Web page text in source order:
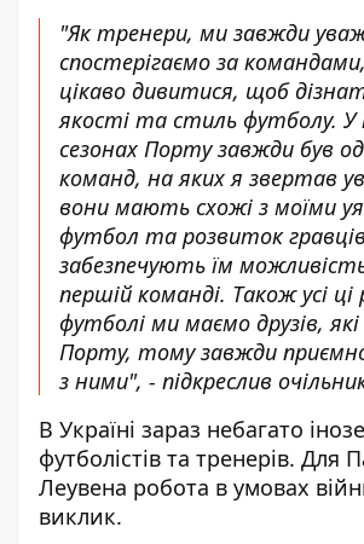
"Як тренери, ми завжди
спостерігаємо за
цікаво дивитися, щоб
якості та стиль футболу. У
сезонах Порту завжди був
команд, на яких я звертав
вони мають схожі з моїми
футбол та розвиток
забезпечують їм
першій команді. Також усі ці
футболі ми маємо друзів,
Порту, тому завжди
з ними", - підкреслив
В Україні зараз небагато
футболістів та тренерів. Для
Леувена робота в умовах
виклик.